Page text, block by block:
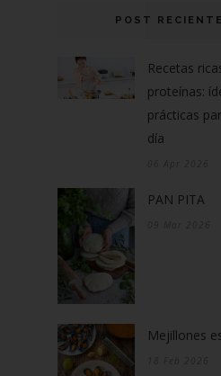
POST
Recetas
proteínas:
prácticas
día
PAN PITA
Mejillones